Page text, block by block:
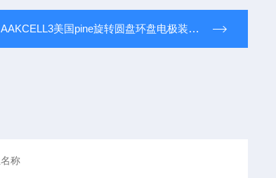
AAKCELL3美国pine旋转圆盘环盘电极装置电解池